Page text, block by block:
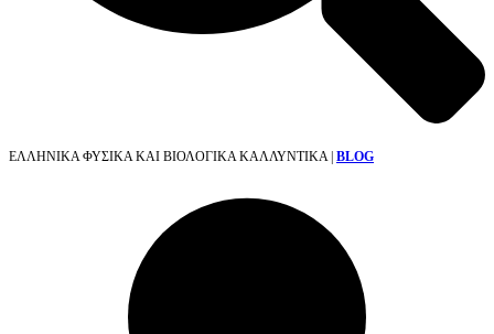
ΕΛΛΗΝΙΚΑ ΦΥΣΙΚΑ ΚΑΙ ΒΙΟΛΟΓΙΚΑ ΚΑΛΛΥΝΤΙΚΑ | BLOG